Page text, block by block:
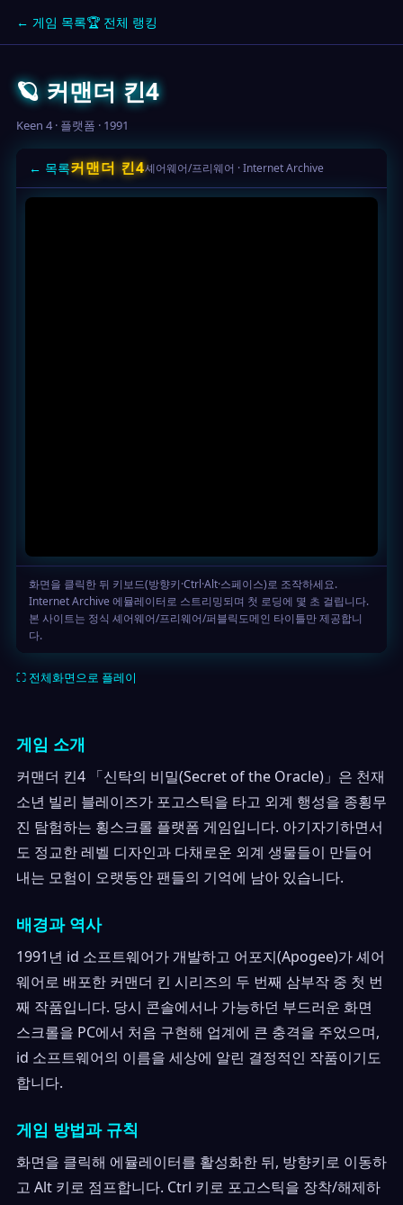
← 게임 목록🏆 전체 랭킹
🪐 커맨더 킨4
Keen 4 · 플랫폼 · 1991
⛶ 전체화면으로 플레이
게임 소개
커맨더 킨4 「신탁의 비밀(Secret of the Oracle)」은 천재
소년 빌리 블레이즈가 포고스틱을 타고 외계 행성을 종횡무
진 탐험하는 횡스크롤 플랫폼 게임입니다. 아기자기하면서
도 정교한 레벨 디자인과 다채로운 외계 생물들이 만들어
내는 모험이 오랫동안 팬들의 기억에 남아 있습니다.
배경과 역사
1991년 id 소프트웨어가 개발하고 어포지(Apogee)가 셰어
웨어로 배포한 커맨더 킨 시리즈의 두 번째 삼부작 중 첫 번
째 작품입니다. 당시 콘솔에서나 가능하던 부드러운 화면
스크롤을 PC에서 처음 구현해 업계에 큰 충격을 주었으며,
id 소프트웨어의 이름을 세상에 알린 결정적인 작품이기도
합니다.
게임 방법과 규칙
화면을 클릭해 에뮬레이터를 활성화한 뒤, 방향키로 이동하
고 Alt 키로 점프합니다. Ctrl 키로 포고스틱을 장착/해제하